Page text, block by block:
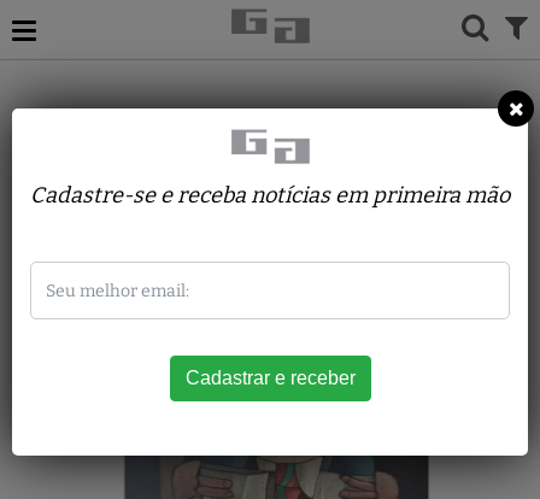
INOS CORRADIN
Tuas cartas
Cadastre-se e receba notícias em primeira mão